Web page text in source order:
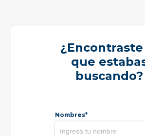
que
buscando?
Nombres*